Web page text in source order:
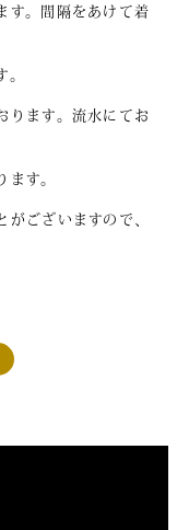
す。間隔をあけて着
ります。流水にてお
す。
ございますので、
天満宮